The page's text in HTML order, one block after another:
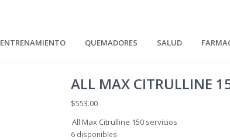
ENTRENAMIENTO QUEMADORES SALUD
ALL MAX CITRULLINE
$553.00
All Max Citrulline 150 servicios
6 disponibles